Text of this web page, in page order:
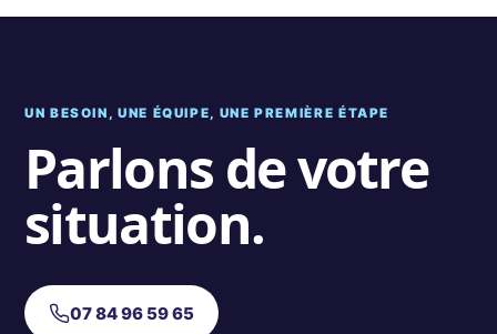
UN BESOIN, UNE ÉQUIPE, UNE PREMIÈRE ÉTAPE
Parlons de votre
situation.
07 84 96 59 65